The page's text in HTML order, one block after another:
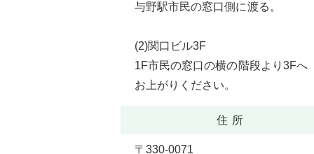
与野駅市民の窓口側に渡る。
(2)関口ビル3F
1F市民の窓口の横の階段より3Fへ
お上がりください。
住 所
〒330-0071